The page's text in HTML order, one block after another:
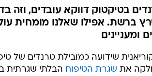
בטיקטוק דווקא עובדים,
ברשת. אפילו שאלנו מומחית
ומעניינים
קוריאנית שידועה כמובילת טרנדים של
את שגרת הטיפוח הבלתי שגרתית